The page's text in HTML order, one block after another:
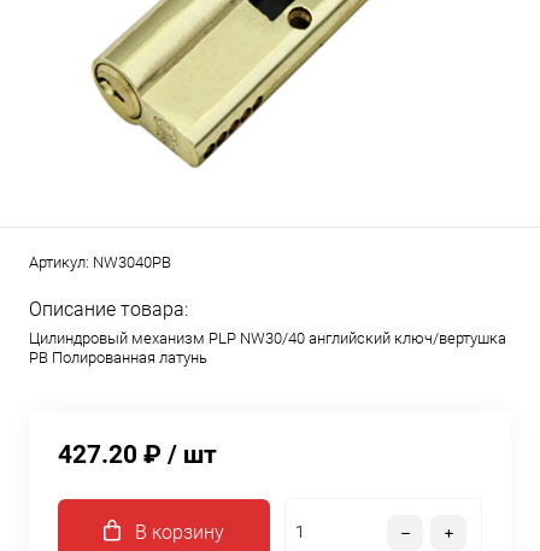
Артикул: NW3040PB
Описание товара:
Цилиндровый механизм PLP NW30/40 английский ключ/вертушка
PB Полированная латунь
427.20 ₽ / шт
В корзину